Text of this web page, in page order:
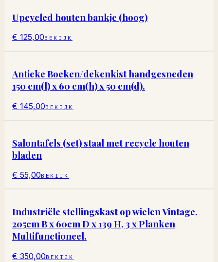
Upcycled houten bankje (hoog)
€ 125,00BEKIJK
Antieke Boeken/dekenkist handgesneden
150 cm(l) x 60 cm(h) x 50 cm(d).
€ 145,00BEKIJK
Salontafels (set) staal met recycle houten
bladen
€ 55,00BEKIJK
Industriële stellingskast op wielen Vintage,
205cm B x 60cm D x 139 H, 3 x Planken
Multifunctioneel.
€ 350,00BEKIJK